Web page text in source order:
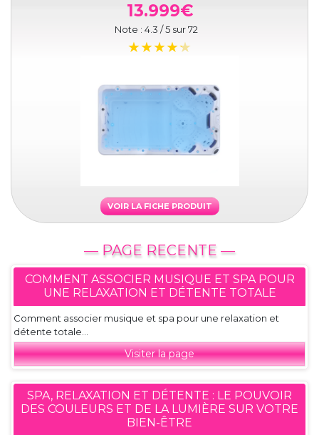
13.999€
Note : 4.3 / 5 sur72
VOIR LA FICHE PRODUIT
— PAGE RECENTE —
COMMENT ASSOCIER MUSIQUE ET SPA POUR
UNE RELAXATION ET DÉTENTE TOTALE
Comment associer musique et spa pour une relaxation et
détente totale...
Visiter la page
SPA, RELAXATION ET DÉTENTE : LE POUVOIR
DES COULEURS ET DE LA LUMIÈRE SUR VOTRE
BIEN-ÊTRE